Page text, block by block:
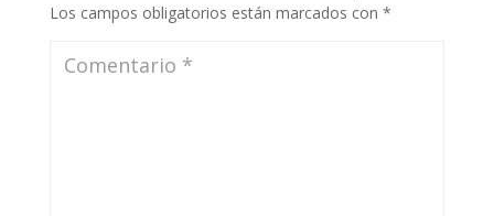
Los campos obligatorios están marcados con *